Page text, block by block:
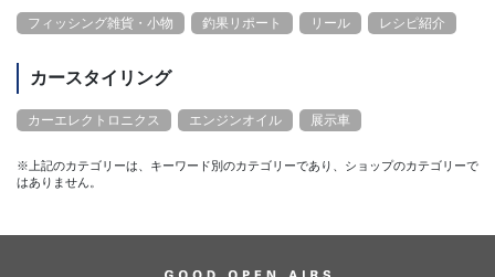
フィッシング雑貨・小物 釣果リポート リール レシピ紹介
カースタイリング
カーエレクトロニクス エンジンオイル 展示車
※上記のカテゴリーは、キーワード別のカテゴリーであり、ショップのカテゴリーで
はありません。